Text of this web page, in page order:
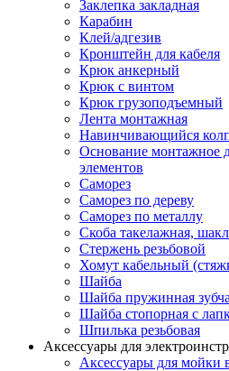
Заклепка закладная
Карабин
Клей/адгезив
Кронштейн для кабеля
Крюк анкерный
Крюк с винтом
Крюк грузоподъемный
Лента монтажная
Навинчивающийся
Основание монтажное
элементов
Саморез
Саморез по дереву
Саморез по металлу
Скоба такелажная, шакл
Стержень резьбовой
Хомут кабельный
Шайба
Шайба пружинная
Шайба стопорная с
Шпилька резьбовая
Аксессуары для
Аксессуары для мойки